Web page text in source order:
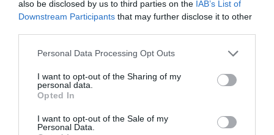
also be disclosed by us to third parties on the IAB’s List of
Downstream Participants that may further disclose it to other
Personal Data Processing Opt Outs
I want to opt-out of the Sharing of my
personal data.
Opted In
I want to opt-out of the Sale of my
Personal Data.
DERNIERS COMMENTAIRES